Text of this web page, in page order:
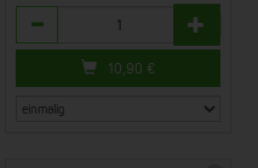
Anzahl
10,90 €